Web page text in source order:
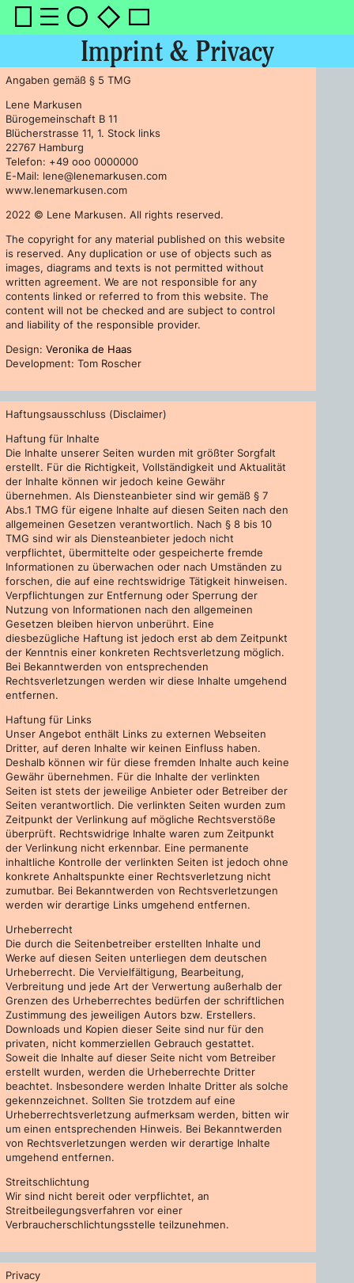
Imprint & Privacy
Angaben gemäß § 5 TMG
Lene Markusen
Bürogemeinschaft B 11
Blücherstrasse 11, 1. Stock links
22767 Hamburg
Telefon: +49 ooo 0000000
E-Mail: lene@lenemarkusen.com
www.lenemarkusen.com
2022 © Lene Markusen. All rights reserved.
The copyright for any material published on this website
is reserved. Any duplication or use of objects such as
images, diagrams and texts is not permitted without
written agreement. We are not responsible for any
contents linked or referred to from this website. The
content will not be checked and are subject to control
and liability of the responsible provider.
Design: Veronika de Haas
Development: Tom Roscher
Haftungsausschluss (Disclaimer)
Haftung für Inhalte
Die Inhalte unserer Seiten wurden mit größter Sorgfalt
erstellt. Für die Richtigkeit, Vollständigkeit und Aktualität
der Inhalte können wir jedoch keine Gewähr
übernehmen. Als Diensteanbieter sind wir gemäß § 7
Abs.1 TMG für eigene Inhalte auf diesen Seiten nach den
allgemeinen Gesetzen verantwortlich. Nach § 8 bis 10
TMG sind wir als Diensteanbieter jedoch nicht
verpflichtet, übermittelte oder gespeicherte fremde
Informationen zu überwachen oder nach Umständen zu
forschen, die auf eine rechtswidrige Tätigkeit hinweisen.
Verpflichtungen zur Entfernung oder Sperrung der
Nutzung von Informationen nach den allgemeinen
Gesetzen bleiben hiervon unberührt. Eine
diesbezügliche Haftung ist jedoch erst ab dem Zeitpunkt
der Kenntnis einer konkreten Rechtsverletzung möglich.
Bei Bekanntwerden von entsprechenden
Rechtsverletzungen werden wir diese Inhalte umgehend
entfernen.
Haftung für Links
Unser Angebot enthält Links zu externen Webseiten
Dritter, auf deren Inhalte wir keinen Einfluss haben.
Deshalb können wir für diese fremden Inhalte auch keine
Gewähr übernehmen. Für die Inhalte der verlinkten
Seiten ist stets der jeweilige Anbieter oder Betreiber der
Seiten verantwortlich. Die verlinkten Seiten wurden zum
Zeitpunkt der Verlinkung auf mögliche Rechtsverstöße
überprüft. Rechtswidrige Inhalte waren zum Zeitpunkt
der Verlinkung nicht erkennbar. Eine permanente
inhaltliche Kontrolle der verlinkten Seiten ist jedoch ohne
konkrete Anhaltspunkte einer Rechtsverletzung nicht
zumutbar. Bei Bekanntwerden von Rechtsverletzungen
werden wir derartige Links umgehend entfernen.
Urheberrecht
Die durch die Seitenbetreiber erstellten Inhalte und
Werke auf diesen Seiten unterliegen dem deutschen
Urheberrecht. Die Vervielfältigung, Bearbeitung,
Verbreitung und jede Art der Verwertung außerhalb der
Grenzen des Urheberrechtes bedürfen der schriftlichen
Zustimmung des jeweiligen Autors bzw. Erstellers.
Downloads und Kopien dieser Seite sind nur für den
privaten, nicht kommerziellen Gebrauch gestattet.
Soweit die Inhalte auf dieser Seite nicht vom Betreiber
erstellt wurden, werden die Urheberrechte Dritter
beachtet. Insbesondere werden Inhalte Dritter als solche
gekennzeichnet. Sollten Sie trotzdem auf eine
Urheberrechtsverletzung aufmerksam werden, bitten wir
um einen entsprechenden Hinweis. Bei Bekanntwerden
von Rechtsverletzungen werden wir derartige Inhalte
umgehend entfernen.
Streitschlichtung
Wir sind nicht bereit oder verpflichtet, an
Streitbeilegungsverfahren vor einer
Verbraucherschlichtungsstelle teilzunehmen.
Privacy